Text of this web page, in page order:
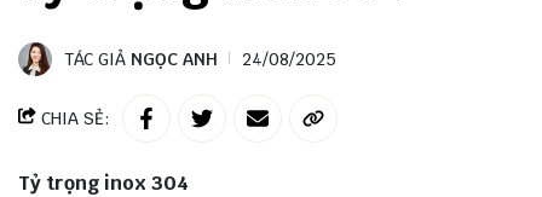
TÁC GIẢ NGỌC ANH 24/08/2025
CHIA SẺ:
Tỷ trọng inox 304